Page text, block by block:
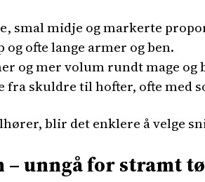
smal midje og markerte
og ofte lange armer og ben.
og mer volum rundt mage og
fra skuldre til hofter, ofte med
blir det enklere å velge
– unngå for stramt